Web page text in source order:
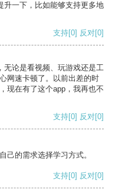
升一下，比如能够支持更多地
支持[0] 反对[0]
无论是看视频、玩游戏还是工
网速卡顿了。以前出差的时
现在有了这个app，我再也不
支持[0] 反对[0]
己的需求选择学习方式。
支持[0] 反对[0]